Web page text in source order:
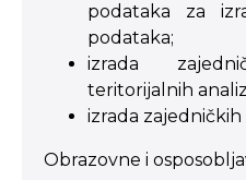
podataka za
podataka;
izrada
teritorijalnih
izrada
Obrazovne i